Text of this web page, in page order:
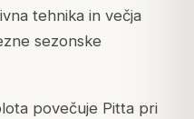
tehnika in večja
sezonske
povečuje Pitta pri